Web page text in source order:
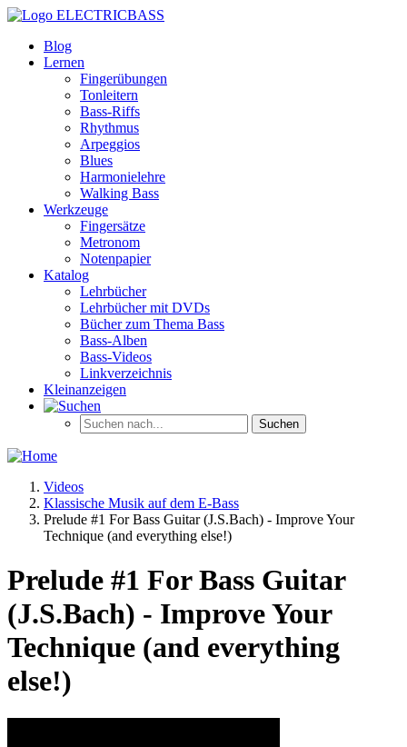
ELECTRICBASS
Blog
Lernen
Fingerübungen
Tonleitern
Bass-Riffs
Rhythmus
Arpeggios
Blues
Harmonielehre
Walking Bass
Werkzeuge
Fingersätze
Metronom
Notenpapier
Katalog
Lehrbücher
Lehrbücher mit DVDs
Bücher zum Thema Bass
Bass-Alben
Bass-Videos
Linkverzeichnis
Kleinanzeigen
Videos
Klassische Musik auf dem E-Bass
Prelude #1 For Bass Guitar (J.S.Bach) - Improve Your
Technique (and everything else!)
Prelude #1 For Bass Guitar
(J.S.Bach) - Improve Your
Technique (and everything
else!)